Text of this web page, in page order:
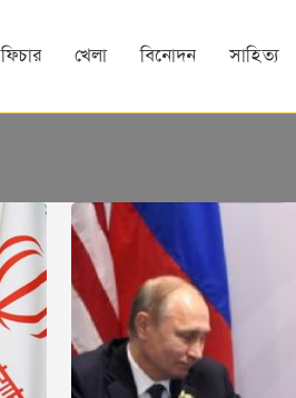
ফিচার খেলা বিনোদন সাহিত্য